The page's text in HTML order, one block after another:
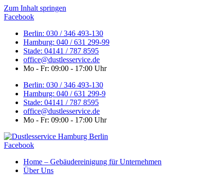
Zum Inhalt springen
Facebook
Berlin: 030 / 346 493-130
Hamburg: 040 / 631 299-99
Stade: 04141 / 787 8595
office@dustlesservice.de
Mo - Fr: 09:00 - 17:00 Uhr
Berlin: 030 / 346 493-130
Hamburg: 040 / 631 299-9
Stade: 04141 / 787 8595
office@dustlesservice.de
Mo - Fr: 09:00 - 17:00 Uhr
Facebook
Home – Gebäudereinigung für Unternehmen
Über Uns